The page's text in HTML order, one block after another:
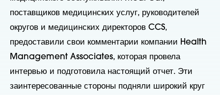
поставщиков медицинских услуг, руководителей
округов и медицинских директоров CCS,
предоставили свои комментарии компании Health
Management Associates, которая провела
интервью и подготовила настоящий отчет. Эти
заинтересованные стороны подняли широкий круг